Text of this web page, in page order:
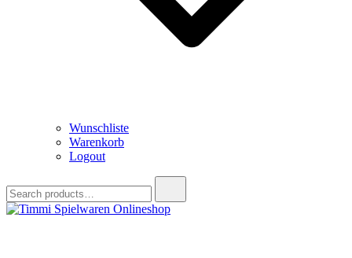
Wunschliste
Warenkorb
Logout
for: